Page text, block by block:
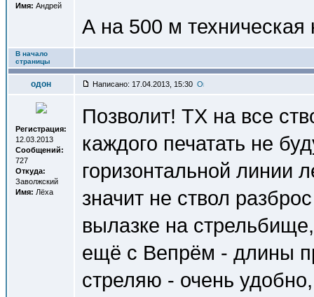
Имя: Андрей
А на 500 м техническая
В начало
страницы
одон Написано: 17.04.2013, 15:30
Регистрация:
12.03.2013
Сообщений:
727
Откуда:
Заволжский
Имя: Лёха
Позволит! ТХ на все
каждого печатать не
горизонтальной линии
значит не ствол
вылазке на
ещё с Вепрём - длины
стреляю - очень